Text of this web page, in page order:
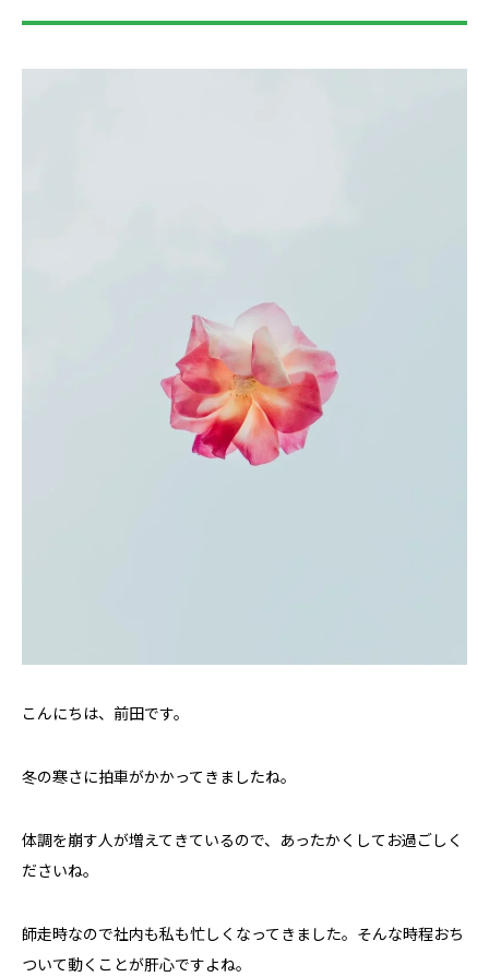
こんにちは、前田です。
冬の寒さに拍車がかかってきましたね。
体調を崩す人が増えてきているので、あったかくしてお過ごしく
ださいね。
師走時なので社内も私も忙しくなってきました。そんな時程おち
ついて動くことが肝心ですよね。